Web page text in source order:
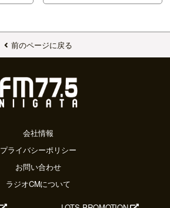
前のページに戻る
会社情報
プライバシーポリシー
お問い合わせ
ラジオCMについて